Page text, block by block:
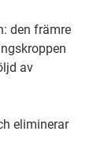
den främre
av
eliminerar